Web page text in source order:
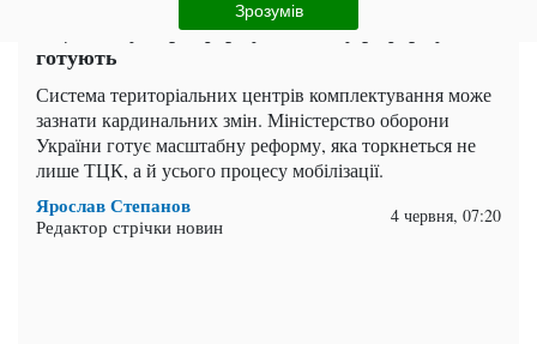
Зрозумів
ТЦК можуть розформувати: яку реформу
готують
Система територіальних центрів комплектування може
зазнати кардинальних змін. Міністерство оборони
України готує масштабну реформу, яка торкнеться не
лише ТЦК, а й усього процесу мобілізації.
Ярослав Степанов
Редактор стрічки новин 4 червня, 07:20